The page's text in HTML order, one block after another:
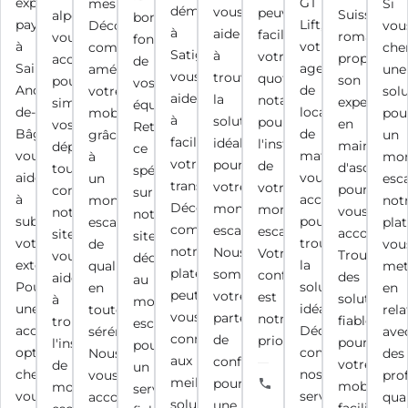
paysagiste
à
Saint-
André-
de-
Bâgé,
vous
aide
à
sublimer
votre
extérieur.
Pour
une
accessibilité
optimale
chez
vous,
alpes
vous
accompagne
pour
simplifier
vos
déplacements,
tout
comme
notre
site
vous
aide
à
trouver
l'installation
de
monte-
mesure.
Découvrez
comment
améliorer
votre
mobilité
grâce
à
un
monte-
escalier
de
qualité,
en
toute
sérénité.
Nous
vous
accompagnons
bon
fonctionnement
de
vos
équipements.
Retrouvez
ce
spécialiste
sur
notre
site
dédié
au
monte-
escalier
pour
un
service
déménagement
à
Satigny,
vous
aide
à
faciliter
votre
transition.
Découvrez
comment
notre
plateforme
peut
vous
connecter
aux
meilleures
solutions
vous
aide
à
trouver
la
solution
idéale
pour
votre
monte
escalier.
Nous
sommes
votre
partenaire
de
confiance
pour
peuvent
faciliter
votre
quotidien,
notamment
pour
l'installation
de
votre
monte-
escalier.
Votre
confort
est
notre
priorité.
Lift,
votre
agence
de
location
de
matériel,
vous
accompagne
pour
trouver
la
solution
idéale.
Découvrez
comment
nos
services
Suisse
romande"
propose
son
expertise
en
pour
vous
Trouvez
des
solutions
fiables
pour
votre
mobilité,
Si
une
un
en
des